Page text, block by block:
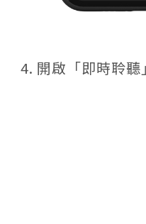
4. 開啟 「即時聆